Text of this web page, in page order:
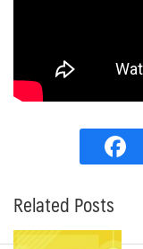
Related Posts